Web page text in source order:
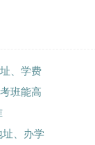
、学费
班能高
、办学